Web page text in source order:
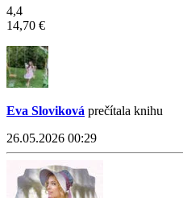
4,4
14,70 €
Eva Sloviková prečítala knihu
26.05.2026 00:29